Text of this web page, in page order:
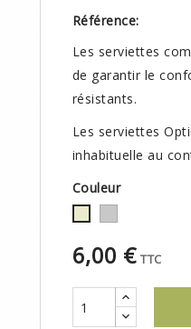
Référence:
Les serviettes
de garantir le
résistants.
Les serviettes
inhabituelle au
Couleur
Champagne
6,00 € TTC